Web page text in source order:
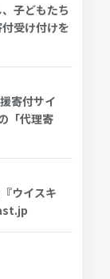
子どもたち
受け付けを
寄付サイ
「代理寄
ウイスキ